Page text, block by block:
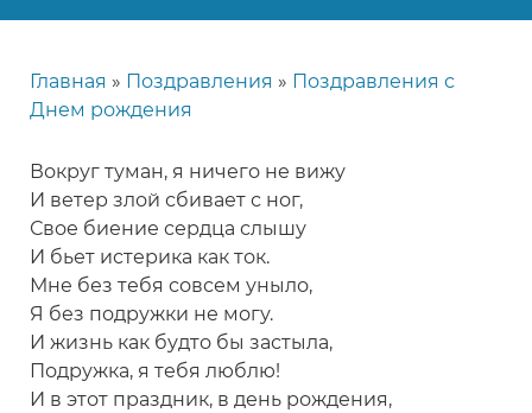
Строка
Главная Поздравления
Поздравления с
Днем рождения
Вокруг туман, я ничего не вижу
И ветер злой сбивает с ног,
Свое биение сердца слышу
И бьет истерика как ток.
Мне без тебя совсем уныло,
Я без подружки не могу.
И жизнь как будто бы застыла,
Подружка, я тебя люблю!
И в этот праздник, в день рождения,